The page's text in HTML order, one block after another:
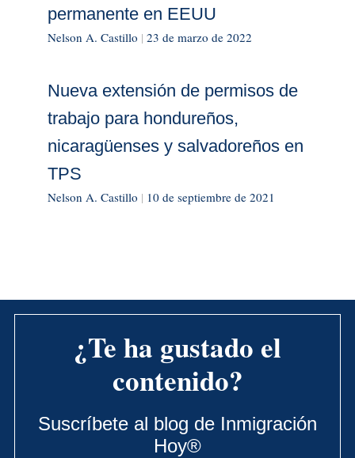
permanente en EEUU
Nelson A. Castillo | 23 de marzo de 2022
Nueva extensión de permisos de
trabajo para hondureños,
nicaragüenses y salvadoreños en
TPS
Nelson A. Castillo | 10 de septiembre de 2021
¿Te ha gustado el
contenido?
Suscríbete al blog de Inmigración
Hoy®